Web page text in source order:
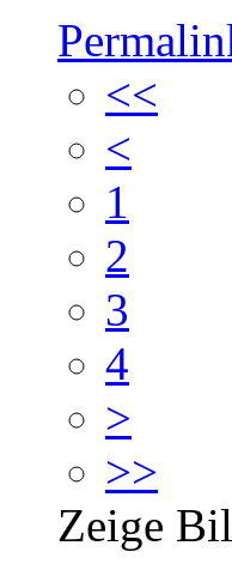
<<
<
1
2
3
4
>
>>
Zeige